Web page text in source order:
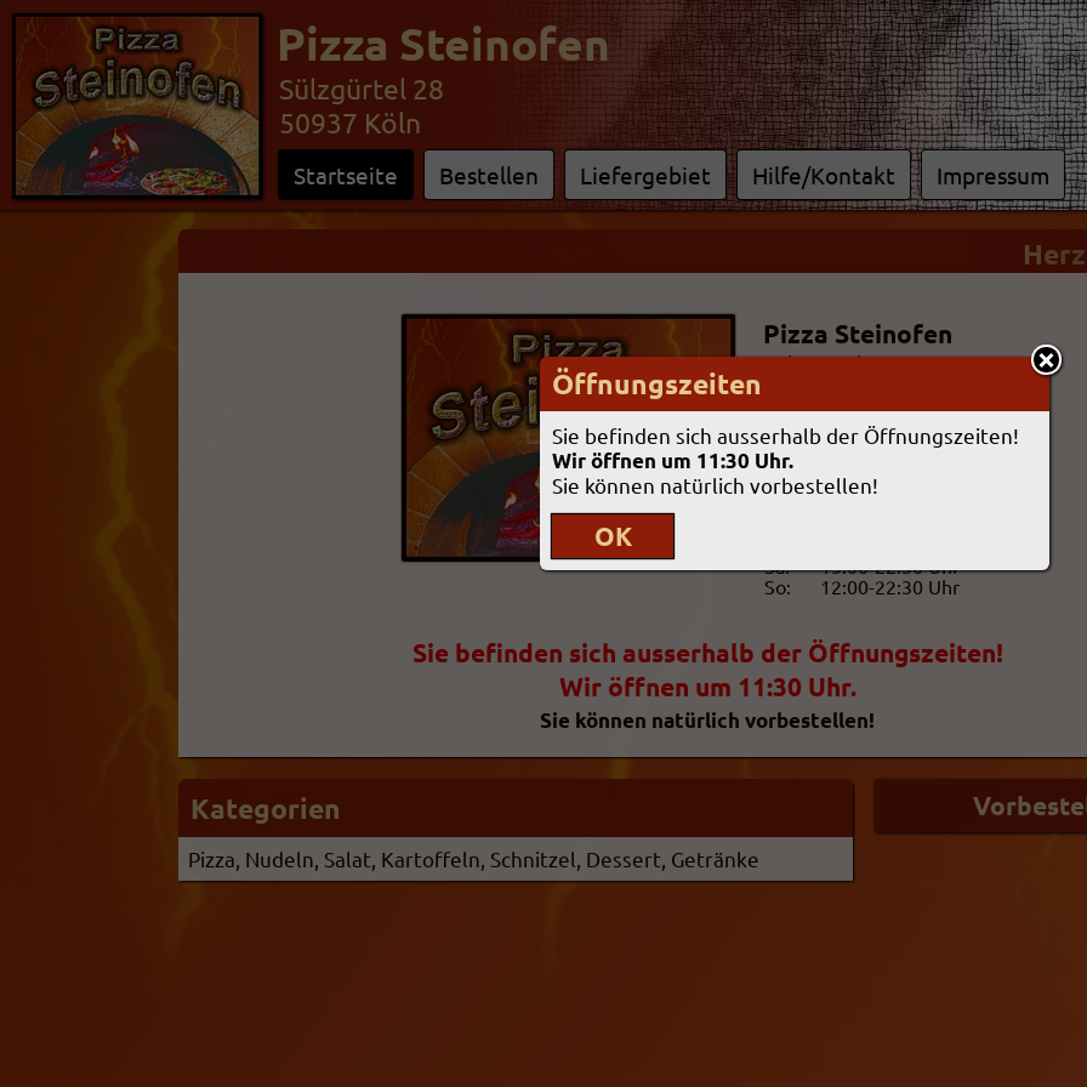
Öffnungszeiten
Sie befinden sich ausserhalb der Öffnungszeiten!
Wir öffnen um 11:30 Uhr.
Sie können natürlich vorbestellen!
Pizza Steinofen
Sülzgürtel 28
50937 Köln
Startseite Bestellen Liefergebiet Hilfe/Kontakt Impressum
Pizza Steinofen
Sülzgürtel 28
Tel. 0221-5504050
Öffnungszeiten
Mo:
Ruhetag
Sa:
15:00-22:30 Uhr
So:
12:00-22:30 Uhr
Sie befinden sich ausserhalb der Öffnungszeiten!
Wir öffnen um 11:30 Uhr.
Sie können natürlich vorbestellen!
Kategorien
Pizza, Nudeln, Salat, Kartoffeln, Schnitzel, Dessert, Getränke